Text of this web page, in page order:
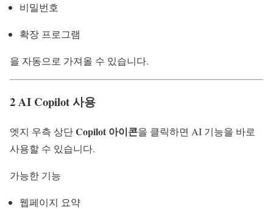
비밀번호
확장 프로그램
을 자동으로 가져올 수 있습니다.
2 AI Copilot 사용
엣지 우측 상단Copilot 아이콘을 클릭하면 AI 기능을 바로
사용할 수 있습니다.
가능한 기능
웹페이지 요약